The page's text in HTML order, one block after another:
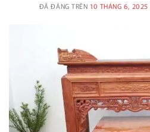
ĐÃ ĐĂNG TRÊN 10 THÁNG 6, 2025